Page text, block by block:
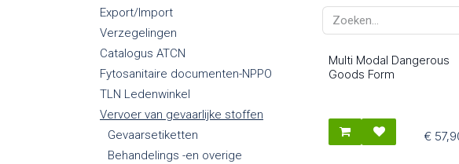
Export/Import
Verzegelingen
Catalogus ATCN
Fytosanitaire documenten-NPPO
TLN Ledenwinkel
Vervoer van gevaarlijke stoffen
Gevaarsetiketten
Behandelings -en overige
2076
Multi Modal Dangerous
Goods Form
€